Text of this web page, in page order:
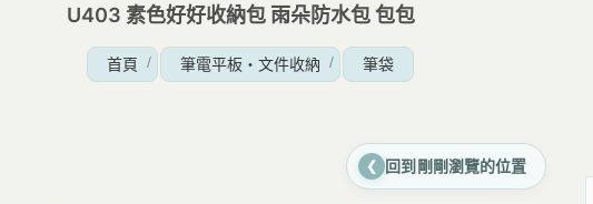
U403 素色好好收納包 雨朵防水包 包包
您在這裡：
首頁 筆電平板・文件收納 筆袋
❮ 回到剛剛瀏覽的位置
產